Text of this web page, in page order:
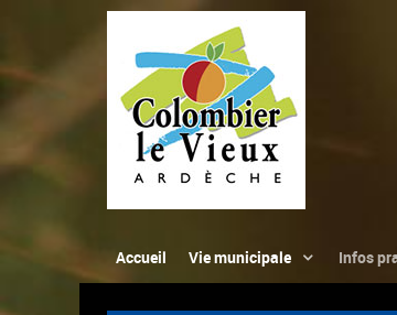
Accueil Vie municipale Infos